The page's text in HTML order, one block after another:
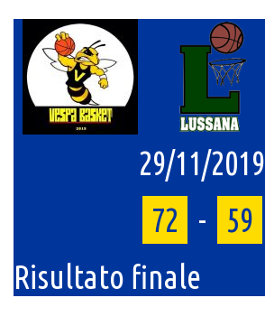
29/11/2019
72
-
59
Risultato finale